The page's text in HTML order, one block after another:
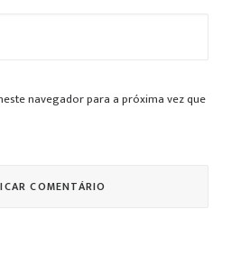
navegador para a próxima vez que